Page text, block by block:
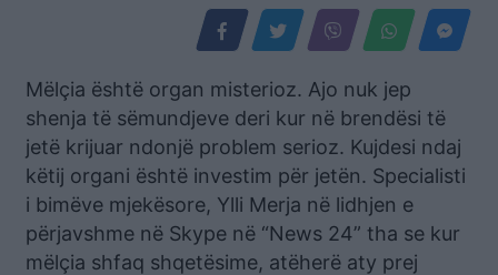
Mëlçia është organ misterioz. Ajo nuk jep
shenja të sëmundjeve deri kur në brendësi të
jetë krijuar ndonjë problem serioz. Kujdesi ndaj
këtij organi është investim për jetën. Specialisti
i bimëve mjekësore, Ylli Merja në lidhjen e
përjavshme në Skype në “News 24” tha se kur
mëlçia shfaq shqetësime, atëherë aty prej